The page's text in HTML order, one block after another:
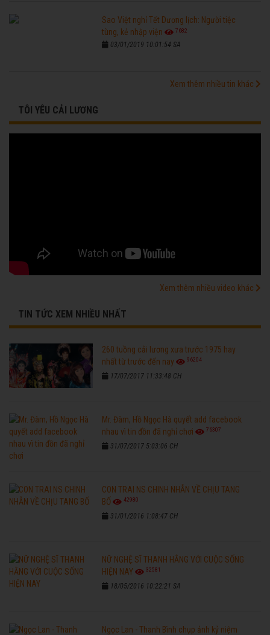
Sao Việt nghỉ Tết Dương lịch: Người tiệc
tùng, kẻ nhập viện
7682
03/01/2019 10:01:54 SA
Xem thêm nhiều tin khác
TÔI YÊU CẢI LƯƠNG
Xem thêm nhiều video khác
TIN TỨC XEM NHIỀU NHẤT
260 tuồng cải lương xưa trước 1975 hay
nhất từ trước đến nay
96204
17/07/2017 11:33:48 CH
Mr. Đàm, Hồ Ngọc Hà quyết add facebook
nhau vì tin đồn đã nghỉ chơi
76307
31/07/2017 5:03:06 CH
CON TRAI NS CHINH NHẪN VỀ CHỊU TANG
BỐ
42980
31/01/2016 1:08:47 CH
NỮ NGHỆ SĨ THANH HẰNG VỚI CUỘC SỐNG
HIỆN NAY
32581
18/05/2016 10:22:21 SA
Ngọc Lan - Thanh Bình chụp ảnh kỷ niệm